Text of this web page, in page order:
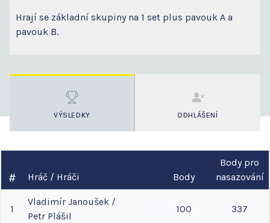
Hrají se základní skupiny na 1 set plus pavouk A a
pavouk B.
VÝSLEDKY ODHLÁŠENÍ
Hráč / Hráči Body
Body pro
nasazování
1
Vladimír Janoušek /
Petr Plášil
100 337